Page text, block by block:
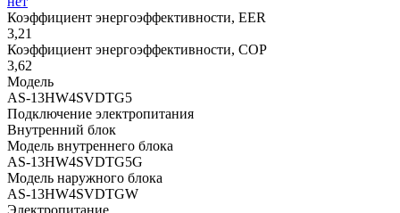
Коэффициент энергоэффективности, EER
3,21
Коэффициент энергоэффективности, COP
3,62
Модель
AS-13HW4SVDTG5
Подключение электропитания
Внутренний блок
Модель внутреннего блока
AS-13HW4SVDTG5G
Модель наружного блока
AS-13HW4SVDTGW
Электропитание